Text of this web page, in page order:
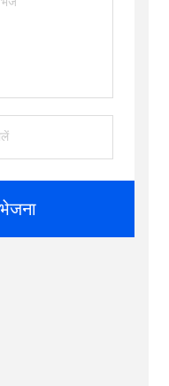
भेजना